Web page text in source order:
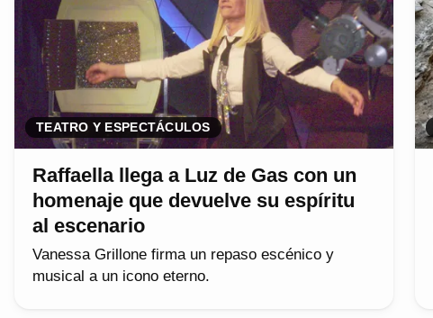
TEATRO Y ESPECTÁCULOS
Raffaella llega a Luz de Gas con un
homenaje que devuelve su espíritu
al escenario
Vanessa Grillone firma un repaso escénico y
musical a un icono eterno.